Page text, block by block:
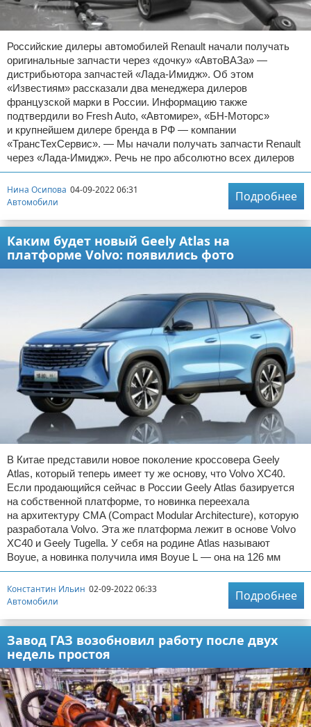
Российские дилеры автомобилей Renault начали получать
оригинальные запчасти через «дочку» «АвтоВАЗа» —
дистрибьютора запчастей «Лада-Имидж». Об этом
«Известиям» рассказали два менеджера дилеров
французской марки в России. Информацию также
подтвердили во Fresh Auto, «Автомире», «БН-Моторс»
и крупнейшем дилере бренда в РФ — компании
«ТрансТехСервис». — Мы начали получать запчасти Renault
через «Лада-Имидж». Речь не про абсолютно всех дилеров
Нина Осипова 04-09-2022 06:31
Автомобили
Подробнее
Каким будет новый Geely Atlas на
платформе Volvo: появились фото
В Китае представили новое поколение кроссовера Geely
Atlas, который теперь имеет ту же основу, что Volvo XC40.
Если продающийся сейчас в России Geely Atlas базируется
на собственной платформе, то новинка переехала
на архитектуру CMA (Compact Modular Architecture), которую
разработала Volvo. Эта же платформа лежит в основе Volvo
XC40 и Geely Tugella. У себя на родине Atlas называют
Boyue, а новинка получила имя Boyue L — она на 126 мм
Константин Ильин 02-09-2022 06:33
Автомобили
Подробнее
Завод ГАЗ возобновил работу после двух
недель простоя